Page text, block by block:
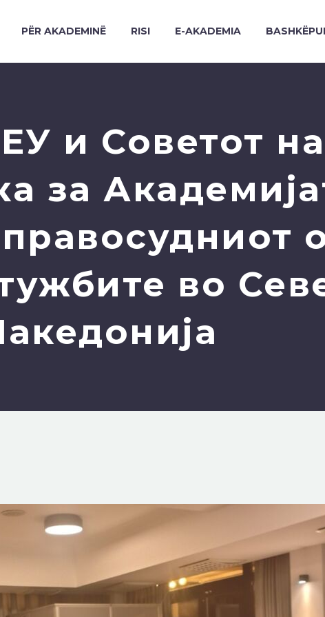
PËR AKADEMINË RISI E-AKADEMIA
и Советот
за
во